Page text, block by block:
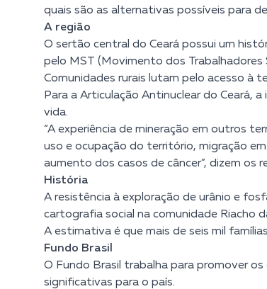
quais são as alternativas possíveis para
A região
O sertão central do Ceará possui um
pelo MST (Movimento dos Trabalhadores
Comunidades rurais lutam pelo acesso à
Para a Articulação Antinuclear do Ceará,
vida.
“A experiência de mineração em outros
uso e ocupação do território, migração
aumento dos casos de câncer”, dizem os
História
A resistência à exploração de urânio e
cartografia social na comunidade Riacho
A estimativa é que mais de seis mil
Fundo Brasil
O Fundo Brasil trabalha para promover
significativas para o país.